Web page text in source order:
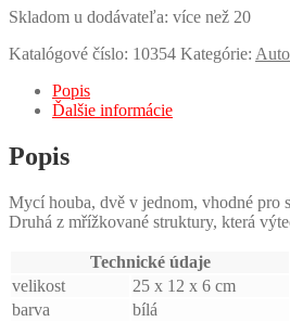
Skladom u dodávateľa: více než 20
Katalógové číslo: 10354 Kategórie:
Popis
Ďalšie informácie
Popis
Mycí houba, dvě v jednom, vhodné pro
Druhá z mřížkované struktury, která
Technické údaje
velikost
25 x 12 x 6 cm
barva
bílá